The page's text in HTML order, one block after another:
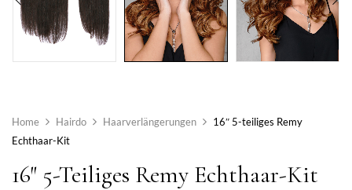
Home Hairdo Haarverlängerungen
16″ 5-teiliges Remy
Echthaar-Kit
16″ 5-Teiliges Remy Echthaar-Kit